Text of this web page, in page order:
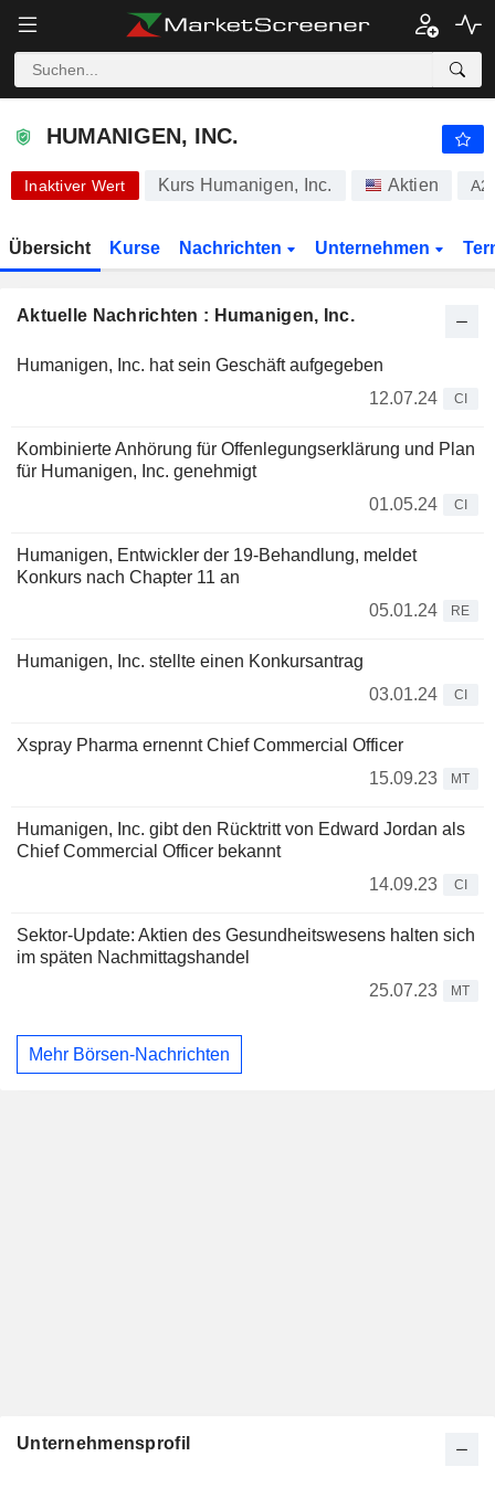
HUMANIGEN, INC.
HUMANIGEN, INC.
Inaktiver Wert Kurs Humanigen, Inc. Aktien
Übersicht Kurse Nachrichten Unternehmen
Aktuelle Nachrichten : Humanigen, Inc.
Humanigen, Inc. hat sein Geschäft aufgegeben
12.07.24
CI
Kombinierte Anhörung für Offenlegungserklärung und Plan
für Humanigen, Inc. genehmigt
01.05.24
CI
Humanigen, Entwickler der 19-Behandlung, meldet
Konkurs nach Chapter 11 an
05.01.24
RE
Humanigen, Inc. stellte einen Konkursantrag
03.01.24
CI
Xspray Pharma ernennt Chief Commercial Officer
15.09.23
MT
Humanigen, Inc. gibt den Rücktritt von Edward Jordan als
Chief Commercial Officer bekannt
14.09.23
CI
Sektor-Update: Aktien des Gesundheitswesens halten sich
im späten Nachmittagshandel
25.07.23
MT
Mehr Börsen-Nachrichten
Unternehmensprofil